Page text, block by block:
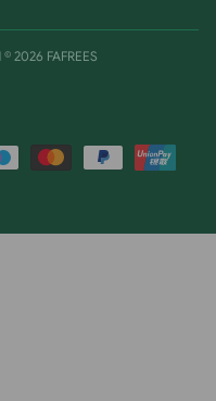
2026 FAFREES